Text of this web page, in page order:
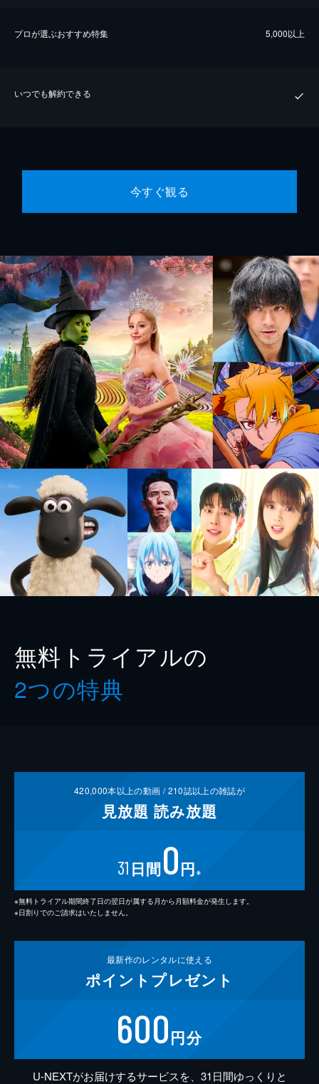
プロが選ぶおすすめ特集 5,000以上
いつでも解約できる
今すぐ観る
無料トライアルの
2つの特典
420,000本以上の動画 /210誌以上の雑誌が
見放題 読み放題
31 日間0円 ※
※無料トライアル期間終了日の翌日が属する月から月額料金が発生します。
※日割りでのご請求はいたしません。
最新作のレンタルに使える
ポイント プレゼント
600円分
U-NEXTがお届けするサービスを、31日間ゆっくりと